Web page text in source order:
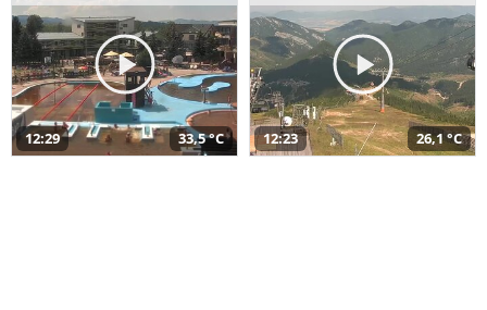
12:29 33,5 °C 12:23 26,1 °C